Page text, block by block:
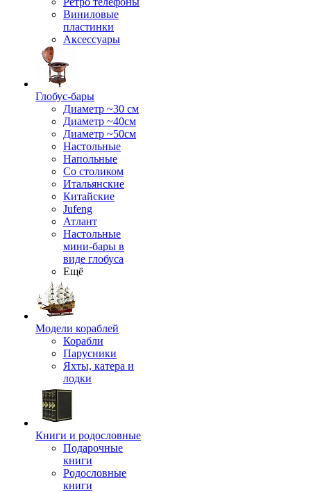
Виниловые
пластинки
Аксессуары
Глобус-бары
Диаметр ~30 см
Диаметр ~40см
Диаметр ~50см
Настольные
Напольные
Со столиком
Итальянские
Китайские
Jufeng
Атлант
Настольные
мини-бары в
виде глобуса
Ещё
Модели кораблей
Корабли
Парусники
Яхты, катера и
лодки
Книги и родословные
Подарочные
книги
Родословные
книги